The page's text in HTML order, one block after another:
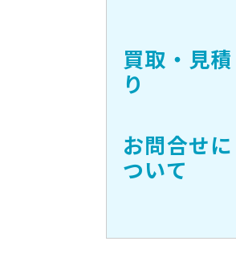
買取・見積
り
お問合せに
ついて